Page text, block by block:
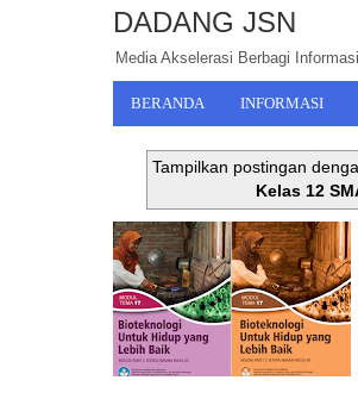
DADANG JSN
Media Akselerasi Berbagi
BERANDA INFORMASI
Tampilkan postingan
Kelas 12